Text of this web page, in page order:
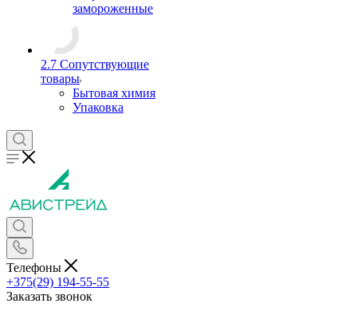
замороженные
2.7 Сопутствующие
товары
Бытовая химия
Упаковка
Телефоны
+375(29) 194-55-55
Заказать звонок